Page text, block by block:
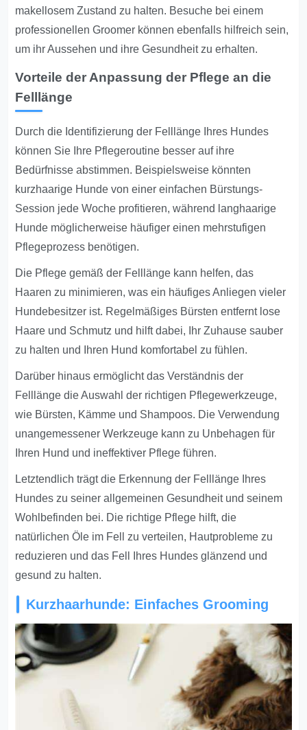
makellosem Zustand zu halten. Besuche bei einem
professionellen Groomer können ebenfalls hilfreich sein,
um ihr Aussehen und ihre Gesundheit zu erhalten.
Vorteile der Anpassung der Pflege an die
Felllänge
Durch die Identifizierung der Felllänge Ihres Hundes
können Sie Ihre Pflegeroutine besser auf ihre
Bedürfnisse abstimmen. Beispielsweise könnten
kurzhaarige Hunde von einer einfachen Bürstungs-
Session jede Woche profitieren, während langhaarige
Hunde möglicherweise häufiger einen mehrstufigen
Pflegeprozess benötigen.
Die Pflege gemäß der Felllänge kann helfen, das
Haaren zu minimieren, was ein häufiges Anliegen vieler
Hundebesitzer ist. Regelmäßiges Bürsten entfernt lose
Haare und Schmutz und hilft dabei, Ihr Zuhause sauber
zu halten und Ihren Hund komfortabel zu fühlen.
Darüber hinaus ermöglicht das Verständnis der
Felllänge die Auswahl der richtigen Pflegewerkzeuge,
wie Bürsten, Kämme und Shampoos. Die Verwendung
unangemessener Werkzeuge kann zu Unbehagen für
Ihren Hund und ineffektiver Pflege führen.
Letztendlich trägt die Erkennung der Felllänge Ihres
Hundes zu seiner allgemeinen Gesundheit und seinem
Wohlbefinden bei. Die richtige Pflege hilft, die
natürlichen Öle im Fell zu verteilen, Hautprobleme zu
reduzieren und das Fell Ihres Hundes glänzend und
gesund zu halten.
Kurzhaarhunde: Einfaches Grooming